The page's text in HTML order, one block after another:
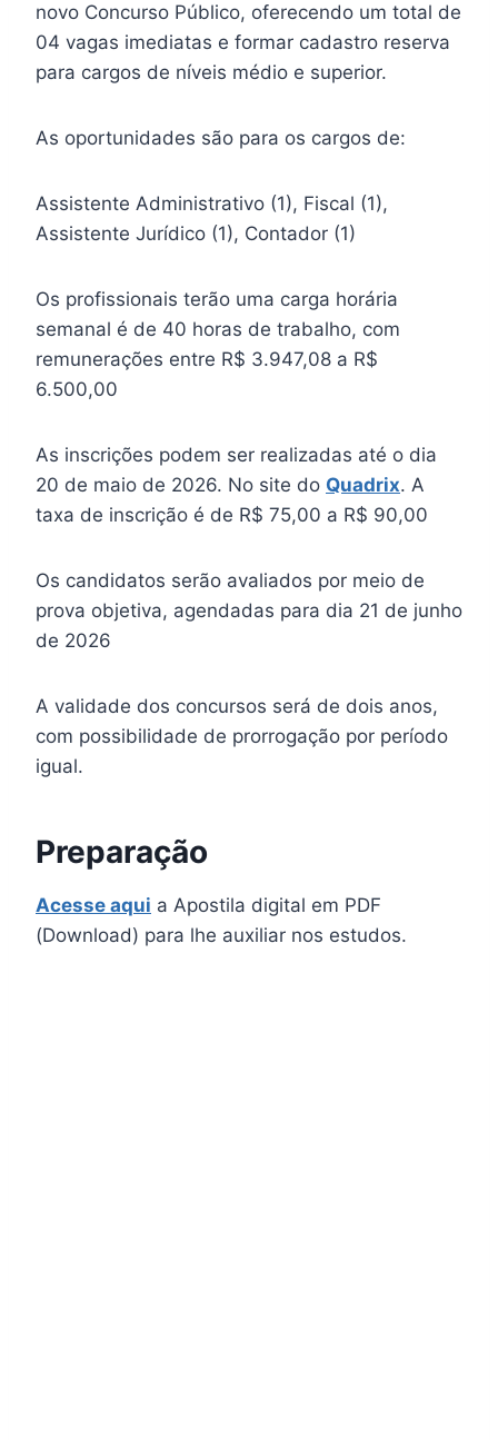
novo Concurso Público, oferecendo um total de
04 vagas imediatas e formar cadastro reserva
para cargos de níveis médio e superior.
As oportunidades são para os cargos de:
Assistente Administrativo (1), Fiscal (1),
Assistente Jurídico (1), Contador (1)
Os profissionais terão uma carga horária
semanal é de 40 horas de trabalho, com
remunerações entre R$ 3.947,08 a R$
6.500,00
As inscrições podem ser realizadas até o dia
20 de maio de 2026. No site do Quadrix. A
taxa de inscrição é de R$ 75,00 a R$ 90,00
Os candidatos serão avaliados por meio de
prova objetiva, agendadas para dia 21 de junho
de 2026
A validade dos concursos será de dois anos,
com possibilidade de prorrogação por período
igual.
Preparação
Acesse aqui a Apostila digital em PDF
(Download) para lhe auxiliar nos estudos.